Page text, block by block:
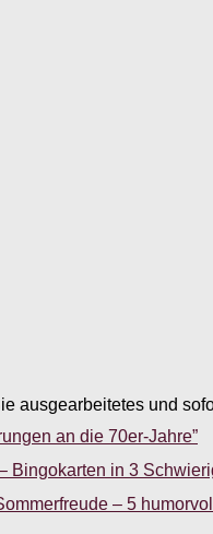
ausgearbeitetes und
an die 70er-Jahre”
Bingokarten in 3
– 5